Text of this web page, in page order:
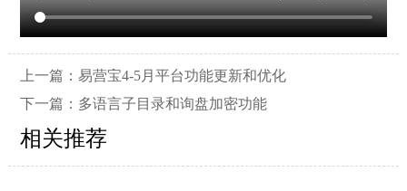
上一篇： 易营宝4-5月平台功能更新和优化
下一篇： 多语言子目录和询盘加密功能
相关推荐